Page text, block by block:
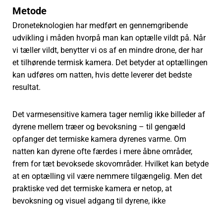
Metode
Droneteknologien har medført en gennemgribende
udvikling i måden hvorpå man kan optælle vildt på. Når
vi tæller vildt, benytter vi os af en mindre drone, der har
et tilhørende termisk kamera. Det betyder at optællingen
kan udføres om natten, hvis dette leverer det bedste
resultat.
Det varmesensitive kamera tager nemlig ikke billeder af
dyrene mellem træer og bevoksning – til gengæld
opfanger det termiske kamera dyrenes varme. Om
natten kan dyrene ofte færdes i mere åbne områder,
frem for tæt bevoksede skovområder. Hvilket kan betyde
at en optælling vil være nemmere tilgængelig. Men det
praktiske ved det termiske kamera er netop, at
bevoksning og visuel adgang til dyrene, ikke